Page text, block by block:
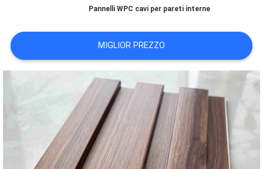
CITAZIONE
DEL
Pannelli WPC cavi per pareti interne
MIGLIOR PREZZO